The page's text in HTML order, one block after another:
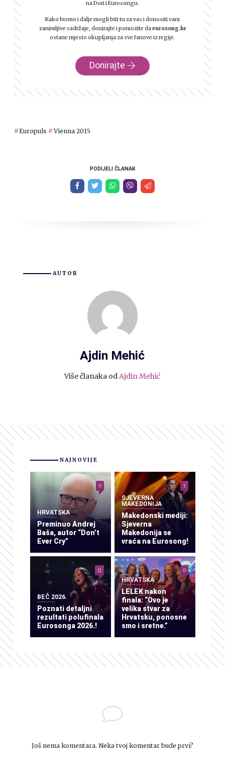
na Dori i Eurosongu.
Kako bismo i dalje mogli biti tu za vas i donositi vam
zanimljive sadržaje, donirajte i pomozite da eurosong.hr
ostane mjesto okupljanja za sve fanove iz regije.
Donirajte
Europuls Vienna 2015
PODIJELI ČLANAK
AUTOR
Ajdin Mehić
Više članaka od Ajdin Mehić
NAJNOVIJE
HRVATSKA
Preminuo Andrej
Baša, autor “Don’t
Ever Cry”
0
SJEVERNA
MAKEDONIJA
Makedonski mediji:
Sjeverna
Makedonija se
vraća na Eurosong!
3
BEČ 2026.
Poznati detaljni
rezultati polufinala
Eurosonga 2026.!
11
HRVATSKA
LELEK nakon
finala: “Ovo je
velika stvar za
Hrvatsku, ponosne
smo i sretne.”
0
Još nema komentara. Neka tvoj komentar bude prvi?